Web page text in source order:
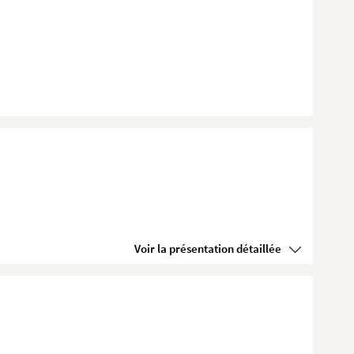
Voir la présentation détaillée